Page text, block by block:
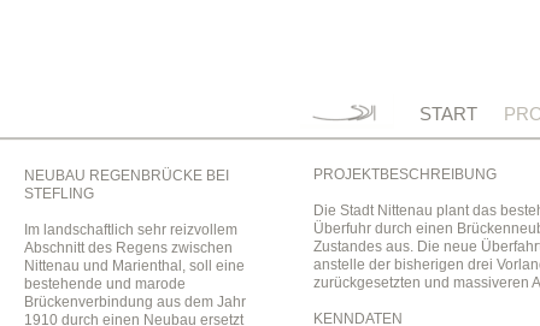
START
NEUBAU REGENBRÜCKE BEI
STEFLING
Im landschaftlich sehr reizvollem
Abschnitt des Regens zwischen
Nittenau und Marienthal, soll eine
bestehende und marode
Brückenverbindung aus dem Jahr
1910 durch einen Neubau ersetzt
PROJEKTBESCHREIBUNG
Die Stadt Nittenau plant das
Überfuhr durch einen
Zustandes aus. Die neue
anstelle der bisherigen drei
zurückgesetzten und massiveren
KENNDATEN